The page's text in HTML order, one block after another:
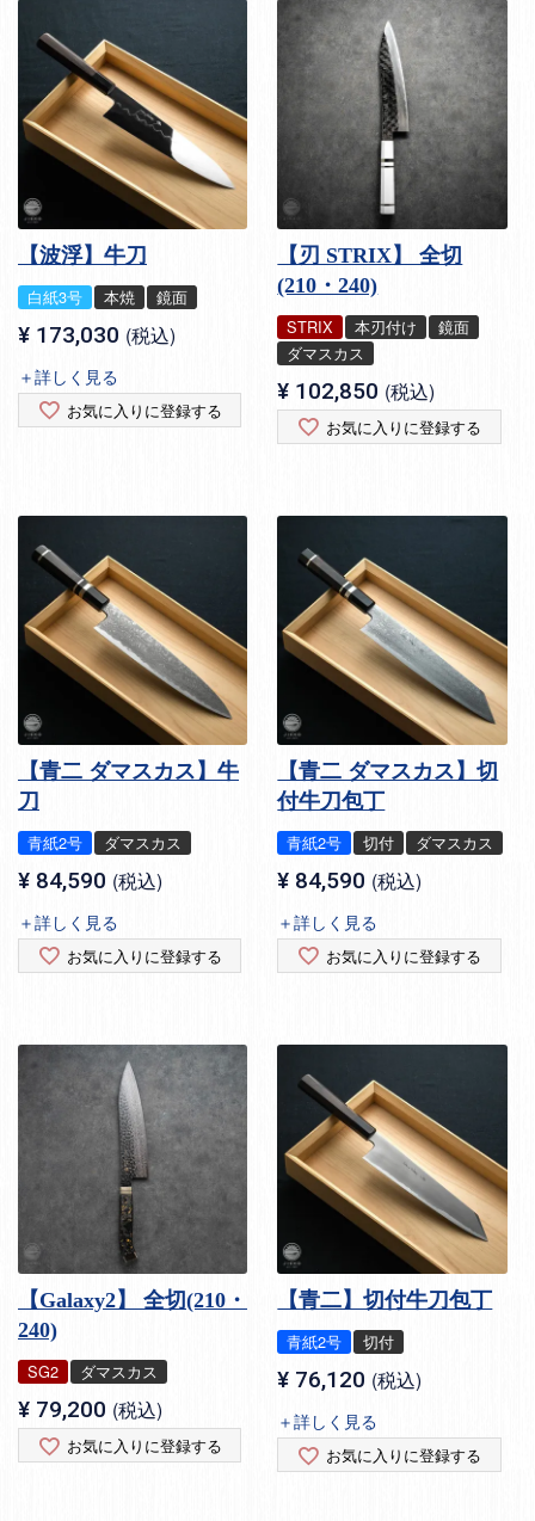
【波浮】牛刀
白紙3号 本焼 鏡面
¥ 173,030 税込
＋詳しく見る
お気に入りに登録する
【刃 STRIX】 全切
(210・240)
STRIX 本刃付け
鏡面
ダマスカス
¥ 102,850 税込
お気に入りに登録する
【青二 ダマスカス】牛
刀
青紙2号 ダマスカス
¥ 84,590 税込
＋詳しく見る
お気に入りに登録する
【青二 ダマスカス】切
付牛刀包丁
青紙2号 切付 ダマスカス
¥ 84,590 税込
＋詳しく見る
お気に入りに登録する
【Galaxy2】 全切(210・
240)
SG2 ダマスカス
¥ 79,200 税込
お気に入りに登録する
【青二】切付牛刀包丁
青紙2号 切付
¥ 76,120 税込
＋詳しく見る
お気に入りに登録する